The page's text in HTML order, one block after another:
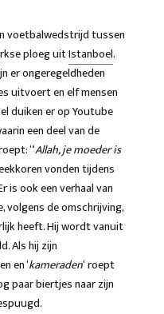
voetbalwedstrijd tussen
ploeg uitIstanboel.
er ongeregeldheden
uitvoert en elf mensen
duiken er op Youtube
een deel van de
“Allah, je moeder is
vonden tijdens
is ook een verhaal van
volgens de omschrijving,
heeft. Hij wordt vanuit
Als hij zijn
en ‘kameraden‘ roept
paar biertjes naar zijn